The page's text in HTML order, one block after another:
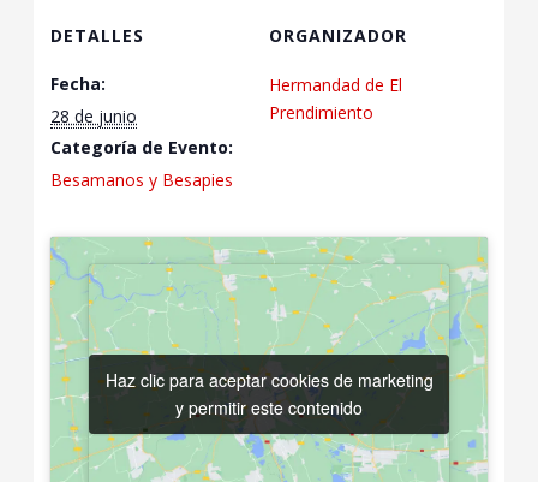
DETALLES
Fecha:
28 de junio
Categoría de Evento:
Besamanos y Besapies
ORGANIZADOR
Hermandad de El
Prendimiento
Haz clic para aceptar cookies de marketing
y permitir este contenido
Haz clic para aceptar cookies de marketing
y permitir este contenido